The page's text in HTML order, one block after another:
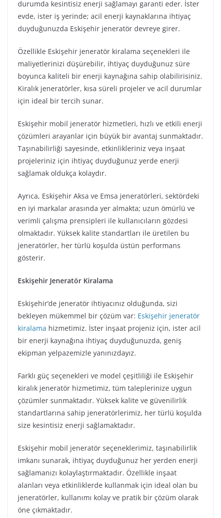
durumda kesintisiz enerji sağlamayı garanti eder. İster
evde, ister iş yerinde; acil enerji kaynaklarına ihtiyaç
duyduğunuzda Eskişehir jeneratör devreye girer.
Özellikle Eskişehir jeneratör kiralama seçenekleri ile
maliyetlerinizi düşürebilir, ihtiyaç duyduğunuz süre
boyunca kaliteli bir enerji kaynağına sahip olabilirisiniz.
Kiralık jeneratörler, kısa süreli projeler ve acil durumlar
için ideal bir tercih sunar.
Eskişehir mobil jeneratör hizmetleri, hızlı ve etkili enerji
çözümleri arayanlar için büyük bir avantaj sunmaktadır.
Taşınabilirliği sayesinde, etkinlikleriniz veya inşaat
projeleriniz için ihtiyaç duyduğunuz yerde enerji
sağlamak oldukça kolaydır.
Ayrıca, Eskişehir Aksa ve Emsa jeneratörleri, sektördeki
en iyi markalar arasında yer almakta; uzun ömürlü ve
verimli çalışma prensipleri ile kullanıcıların gözdesi
olmaktadır. Yüksek kalite standartları ile üretilen bu
jeneratörler, her türlü koşulda üstün performans
gösterir.
Eskişehir Jeneratör Kiralama
Eskişehir’de jeneratör ihtiyacınız olduğunda, sizi
bekleyen mükemmel bir çözüm var: Eskişehir jeneratör
kiralama hizmetimiz. İster inşaat projeniz için, ister acil
bir enerji kaynağına ihtiyaç duyduğunuzda, geniş
ekipman yelpazemizle yanınızdayız.
Farklı güç seçenekleri ve model çeşitliliği ile Eskişehir
kiralık jeneratör hizmetimiz, tüm taleplerinize uygun
çözümler sunmaktadır. Yüksek kalite ve güvenilirlik
standartlarına sahip jeneratörlerimiz, her türlü koşulda
size kesintisiz enerji sağlamaktadır.
Eskişehir mobil jeneratör seçeneklerimiz, taşınabilirlik
imkanı sunarak, ihtiyaç duyduğunuz her yerden enerji
sağlamanızı kolaylaştırmaktadır. Özellikle inşaat
alanları veya etkinliklerde kullanmak için ideal olan bu
jeneratörler, kullanımı kolay ve pratik bir çözüm olarak
öne çıkmaktadır.